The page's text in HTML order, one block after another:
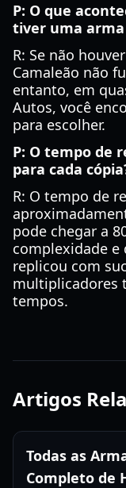
P: O que
tiver uma arma
R: Se não
Camaleão não
entanto, em
Autos, você
para escolher.
P: O tempo de
para cada
R: O tempo de
pode chegar a
complexidade e
replicou com
multiplicadores
tempos.
Artigos
Todas as
Completo de